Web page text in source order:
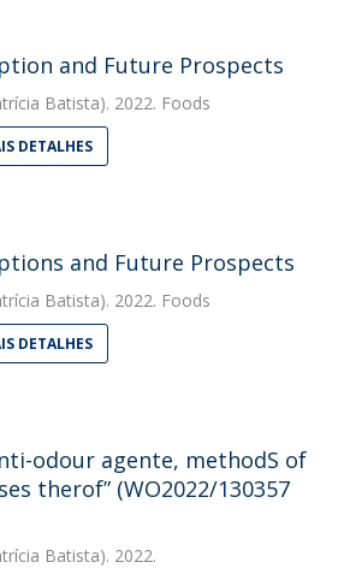
and Future Prospects
Batista). 2022. Foods
DETALHES
and Future Prospects
Batista). 2022. Foods
DETALHES
odour agente, methodS of
therof” (WO2022/130357
Batista). 2022.